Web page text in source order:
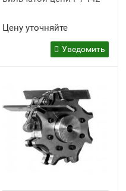
Цену уточняйте
Уведомить